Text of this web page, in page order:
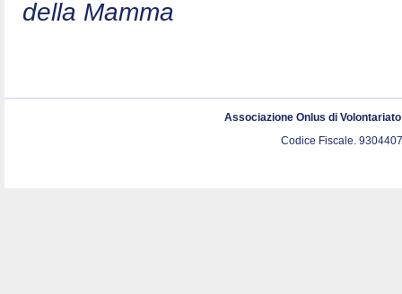
della Mamma
Associazione Onlus di
Codice Fiscale.